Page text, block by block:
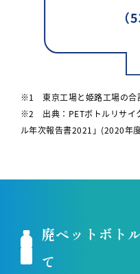
※1 東京工場と姫路工場の合
※2 出典：PETボトルリサイ
ル年次報告書2021」(2020年
廃ペットボト
て